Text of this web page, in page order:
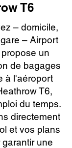
T6
– domicile,
– Airport
un
de bagages
à l'aéroport
T6,
du temps.
directement
et vos plans
une